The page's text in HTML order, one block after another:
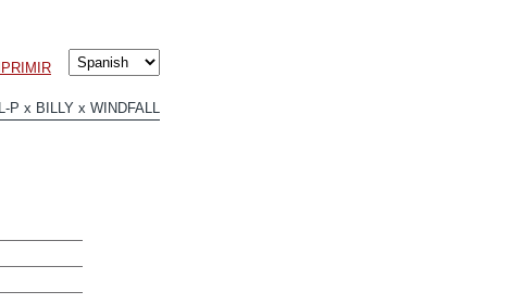
x BILLY x WINDFALL